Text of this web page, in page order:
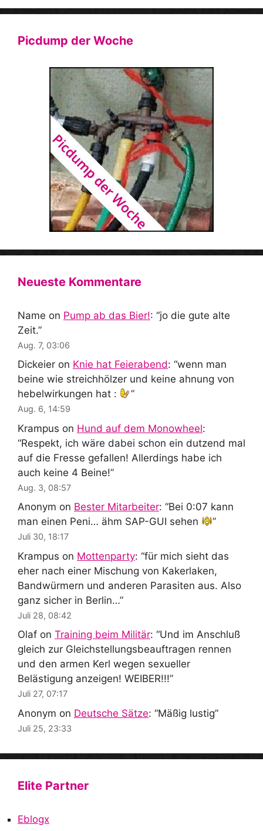
Picdump der Woche
Neueste Kommentare
Name on Pump ab das Bier!: “jo die gute alte
Zeit.”
Aug. 7, 03:06
Dickeier on Knie hat Feierabend: “wenn man
beine wie streichhölzer und keine ahnung von
hebelwirkungen hat :
”
Aug. 6, 14:59
Krampus on Hund auf dem Monowheel:
“Respekt, ich wäre dabei schon ein dutzend mal
auf die Fresse gefallen! Allerdings habe ich
auch keine 4 Beine!”
Aug. 3, 08:57
Anonym on Bester Mitarbeiter: “Bei 0:07 kann
man einen Peni… ähm SAP-GUI sehen
”
Juli 30, 18:17
Krampus on Mottenparty: “für mich sieht das
eher nach einer Mischung von Kakerlaken,
Bandwürmern und anderen Parasiten aus. Also
ganz sicher in Berlin…”
Juli 28, 08:42
Olaf on Training beim Militär: “Und im Anschluß
gleich zur Gleichstellungsbeauftragen rennen
und den armen Kerl wegen sexueller
Belästigung anzeigen! WEIBER!!!”
Juli 27, 07:17
Anonym on Deutsche Sätze: “Mäßig lustig”
Juli 25, 23:33
Elite Partner
Eblogx